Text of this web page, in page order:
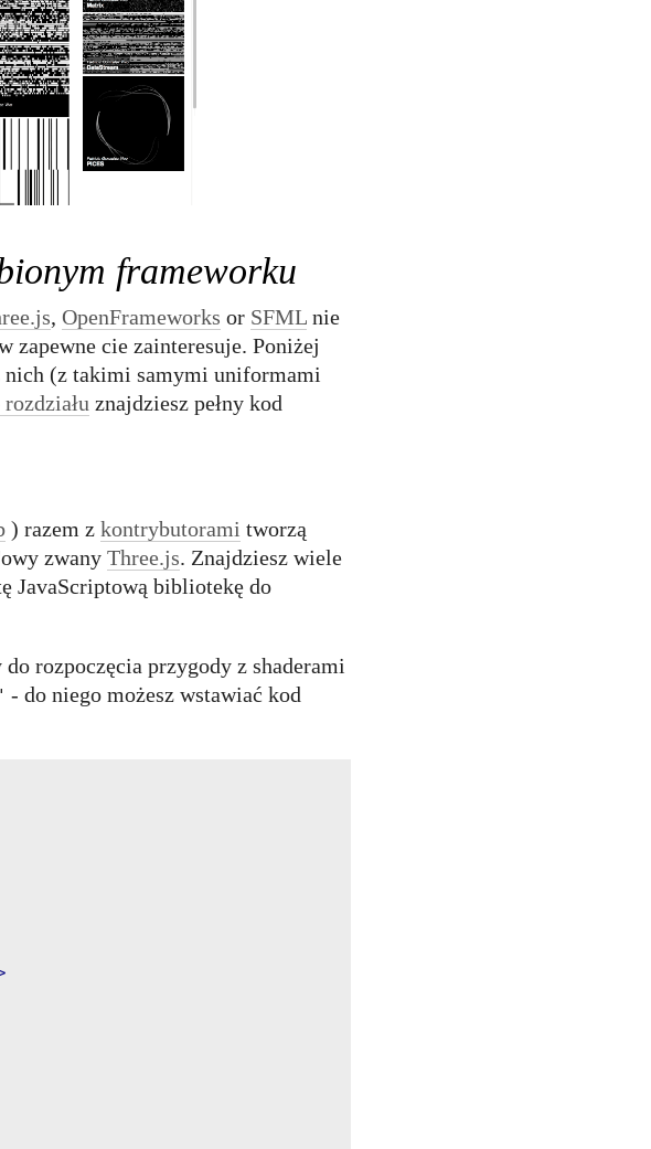
frameworku
, OpenFrameworks or SFML nie
zapewne cie zainteresuje. Poniżej
nich (z takimi samymi uniformami
znajdziesz pełny kod
) razem z kontrybutorami tworzą
zwany Three.js. Znajdziesz wiele
JavaScriptową bibliotekę do
rozpoczęcia przygody z shaderami
- do niego możesz wstawiać kod